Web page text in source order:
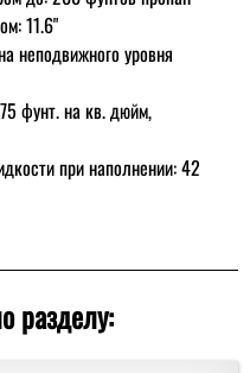
11.6"
неподвижного уровня
фунт. на кв. дюйм,
при наполнении: 42
разделу: